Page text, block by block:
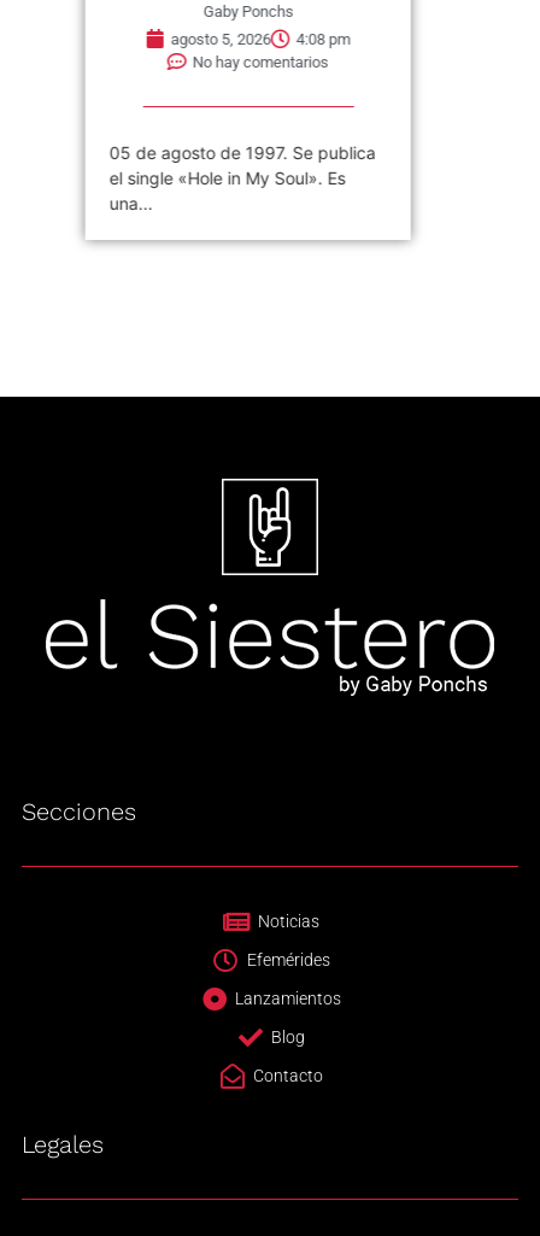
Gaby Ponchs
agosto 5, 2026
4:08 pm
No hay comentarios
05 de agosto de 1997. Se publica
el single «Hole in My Soul». Es
una...
Secciones
Noticias
Efemérides
Lanzamientos
Blog
Contacto
Legales